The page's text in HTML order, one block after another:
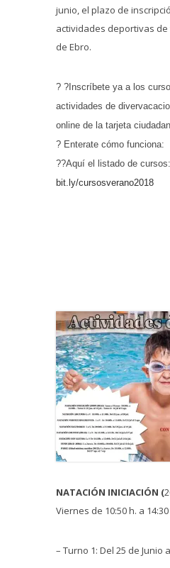
junio, el plazo de
actividades deportivas
de Ebro.
? ?Inscríbete ya a los
actividades de
online de la tarjeta
? Enterate cómo funciona:
??Aquí el listado de cursos:
bit.ly/cursosverano2018
NATACIÓN INICIACIÓN (
Viernes de 10:50 h. a 14:30
– Turno 1: Del 25 de Junio